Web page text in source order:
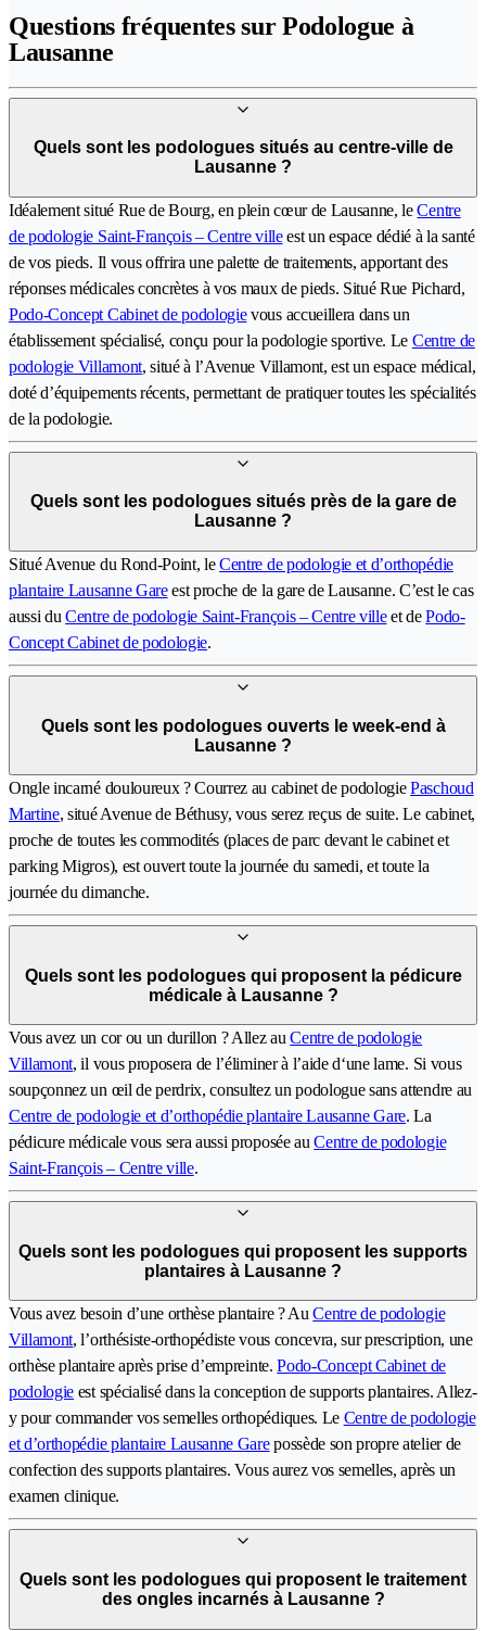
Questions fréquentes sur Podologue à
Lausanne
Quels sont les podologues situés au centre-ville de
Lausanne ?
Idéalement situé Rue de Bourg, en plein cœur de Lausanne, leCentre
de podologie Saint-François – Centre villeest un espace dédié à la santé
de vos pieds. Il vous offrira une palette de traitements, apportant des
réponses médicales concrètes à vos maux de pieds. Situé Rue Pichard,
Podo-Concept Cabinet de podologievous accueillera dans un
établissement spécialisé, conçu pour la podologie sportive. Le Centre de
podologie Villamont, situé à l’Avenue Villamont, est un espace médical,
doté d’équipements récents, permettant de pratiquer toutes les spécialités
de la podologie.
Quels sont les podologues situés près de la gare de
Lausanne ?
Situé Avenue du Rond-Point, leCentre de podologie et d’orthopédie
plantaire Lausanne Gareest proche de la gare de Lausanne. C’est le cas
aussi duCentre de podologie Saint-François – Centre villeet dePodo-
Concept Cabinet de podologie.
Quels sont les podologues ouverts le week-end à
Lausanne ?
Ongle incarné douloureux ? Courrez au cabinet de podologiePaschoud
Martine, situé Avenue de Béthusy, vous serez reçus de suite. Le cabinet,
proche de toutes les commodités (places de parc devant le cabinet et
parking Migros), est ouvert toute la journée du samedi, et toute la
journée du dimanche.
Quels sont les podologues qui proposent la pédicure
médicale à Lausanne ?
Vous avez un cor ou un durillon ? Allez auCentre de podologie
Villamont, il vous proposera de l’éliminer à l’aide d‘une lame. Si vous
soupçonnez un œil de perdrix, consultez un podologue sans attendre au
Centre de podologie et d’orthopédie plantaire Lausanne Gare. La
pédicure médicale vous sera aussi proposée auCentre de podologie
Saint-François – Centre ville.
Quels sont les podologues qui proposent les supports
plantaires à Lausanne ?
Vous avez besoin d’une orthèse plantaire ? AuCentre de podologie
Villamont, l’orthésiste-orthopédiste vous concevra, sur prescription, une
orthèse plantaire après prise d’empreinte.Podo-Concept Cabinet de
podologie est spécialisé dans la conception de supports plantaires. Allez-
y pour commander vos semelles orthopédiques. Le Centre de podologie
et d’orthopédie plantaire Lausanne Garepossède son propre atelier de
confection des supports plantaires. Vous aurez vos semelles, après un
examen clinique.
Quels sont les podologues qui proposent le traitement
des ongles incarnés à Lausanne ?